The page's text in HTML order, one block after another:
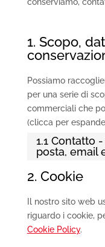
1. Scopo,
Possiamo
per una serie di
commerciali che
(clicca per
1.1 Contatto
posta, email
2. Cookie
Il nostro sito web
riguardo i cookie,
Cookie Policy.